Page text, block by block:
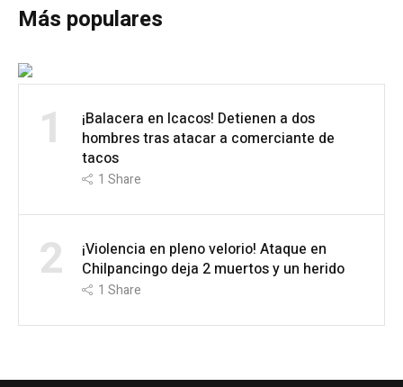
Más populares
1
¡Balacera en Icacos! Detienen a dos
hombres tras atacar a comerciante de
tacos
1 Share
2
¡Violencia en pleno velorio! Ataque en
Chilpancingo deja 2 muertos y un herido
1 Share